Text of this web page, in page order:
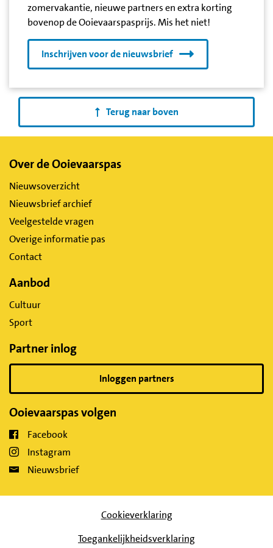
zomervakantie, nieuwe partners en extra korting
bovenop de Ooievaarspasprijs. Mis het niet!
Inschrijven voor de nieuwsbrief
Terug naar boven
Belangrijke
links
Over de Ooievaarspas
Nieuwsoverzicht
Nieuwsbrief archief
Veelgestelde vragen
Overige informatie pas
Contact
Aanbod
Cultuur
Sport
Partner inlog
Inloggen partners
Ooievaarspas volgen
Facebook
Instagram
Nieuwsbrief
Cookieverklaring
Toegankelijkheidsverklaring